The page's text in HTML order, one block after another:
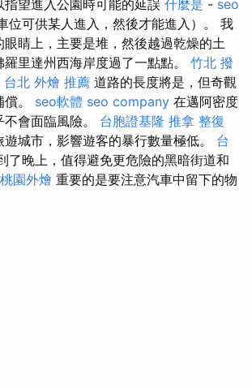
望進入公園時可能的延誤 什麼是 - seo
位可供某人進入，然後才能進入）。 我
睛上，主要是堆，然後越過乾燥的土
里達州西海岸度過了一點點。 竹北 撥
台北 外燴 推薦 道路的長度將是，但奇觀
。 seo軟體 seo company 在邁阿密度
會面臨風險。 台胞證基隆 推拿 整復
城市，影響遊客的暴行數量極低。 台
了晚上，值得避免更危險的黑暗街道和
桃園外燴 重要的是要注意汽車中留下的物